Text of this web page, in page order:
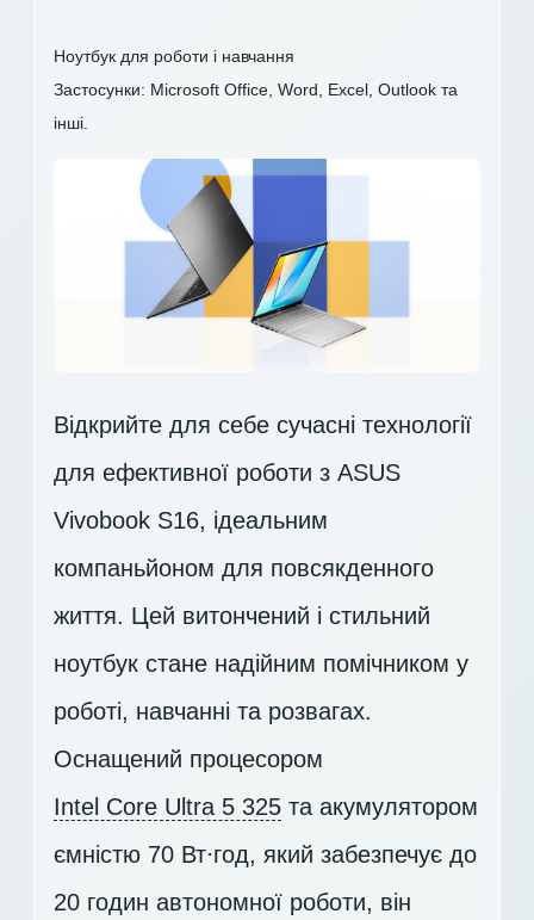
Ноутбук для роботи і навчання
Застосунки: Microsoft Office, Word, Excel, Outlook та
інші.
Відкрийте для себе сучасні технології
для ефективної роботи з ASUS
Vivobook S16, ідеальним
компаньйоном для повсякденного
життя. Цей витончений і стильний
ноутбук стане надійним помічником у
роботі, навчанні та розвагах.
Оснащений процесором
Intel Core Ultra 5 325 та акумулятором
ємністю 70 Вт⋅год, який забезпечує до
20 годин автономної роботи, він